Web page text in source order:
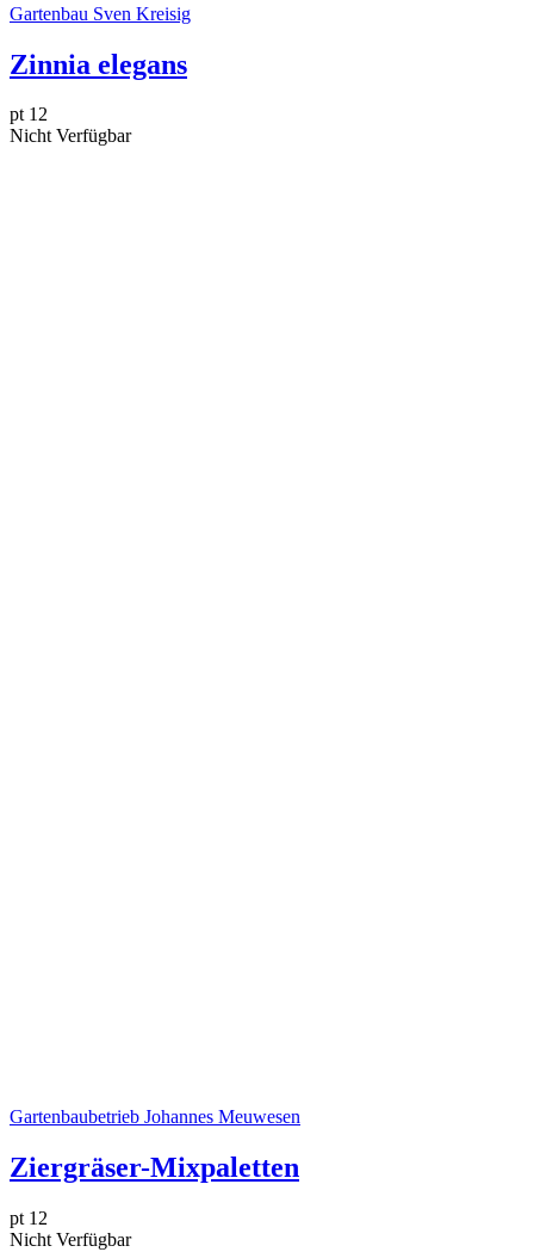
Gartenbau Sven Kreisig
Zinnia elegans
pt 12
Nicht Verfügbar
Gartenbaubetrieb Johannes Meuwesen
Ziergräser-Mixpaletten
pt 12
Nicht Verfügbar